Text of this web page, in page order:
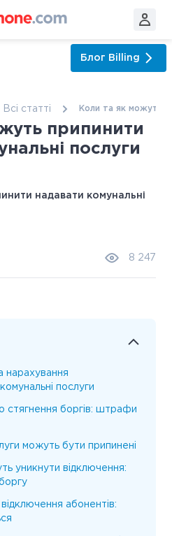
Блог Billing
Всі статтi Коли та як можуть
припинити
послуги
8 247
нарахування
послуги
стягнення боргів: штрафи
можуть бути припинені
уникнути відключення:
абонентів: